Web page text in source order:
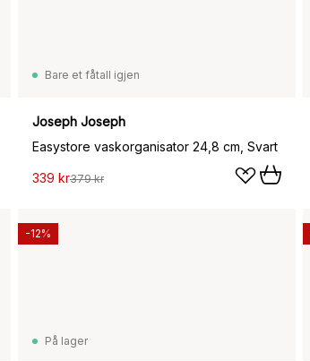
Bare et fåtall igjen
Joseph Joseph
Easystore vaskorganisator 24,8 cm, Svart
339 kr379 kr
På lager
-12%